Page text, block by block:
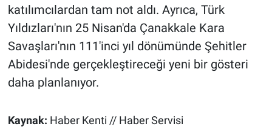
katılımcılardan tam not aldı. Ayrıca, Türk
Yıldızları'nın 25 Nisan'da Çanakkale Kara
Savaşları'nın 111'inci yıl dönümünde Şehitler
Abidesi'nde gerçekleştireceği yeni bir gösteri
daha planlanıyor.
Kaynak: Haber Kenti // Haber Servisi